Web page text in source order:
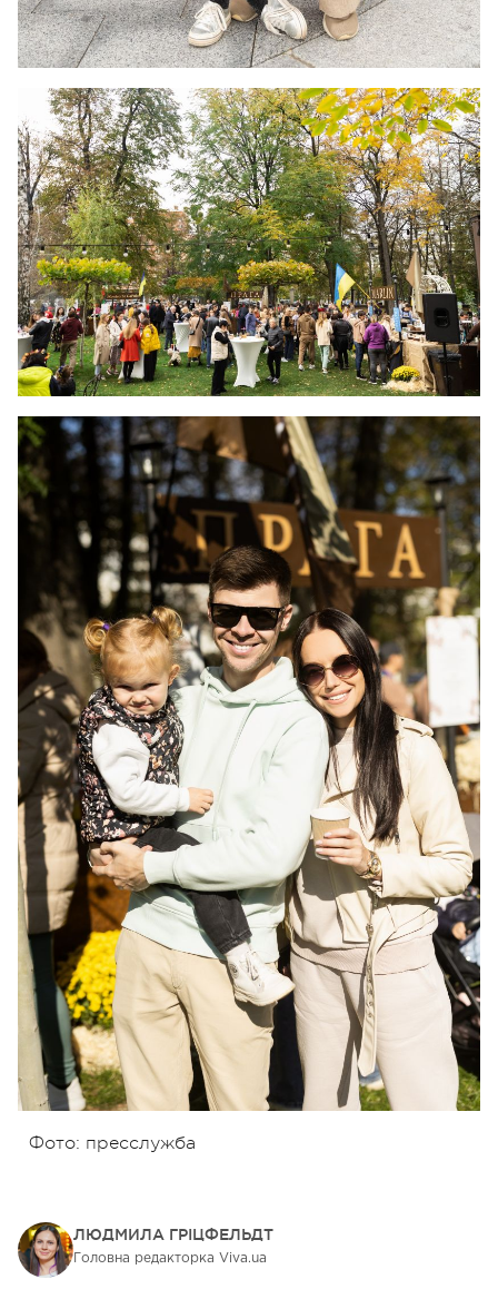
Фото: пресслужба
ЛЮДМИЛА ГРІЦФЕЛЬДТ
Головна редакторка Viva.ua